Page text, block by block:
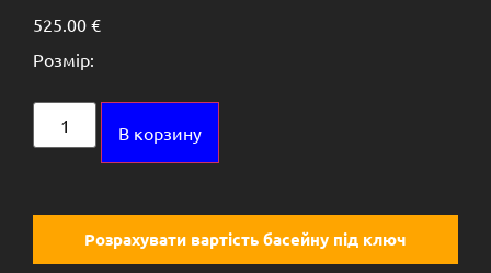
525.00 €
Розмір:
В корзину
Розрахувати вартість басейну під ключ